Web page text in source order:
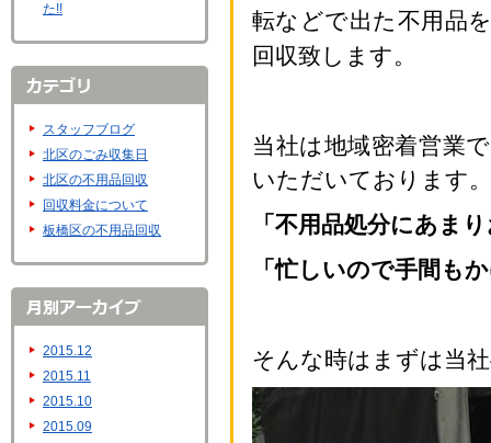
転などで出た不用品
回収致します。
当社は地域密着営業
いただいております。
「不用品処分にあま
「忙しいので手間も
そんな時はまずは当
た!!
スタッフブログ
北区のごみ収集日
北区の不用品回収
回収料金について
板橋区の不用品回収
2015.12
2015.11
2015.10
2015.09